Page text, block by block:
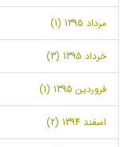
مرداد 1395 (1)
خرداد 1395 (3)
فروردین 1395 (1)
اسفند 1394 (2)